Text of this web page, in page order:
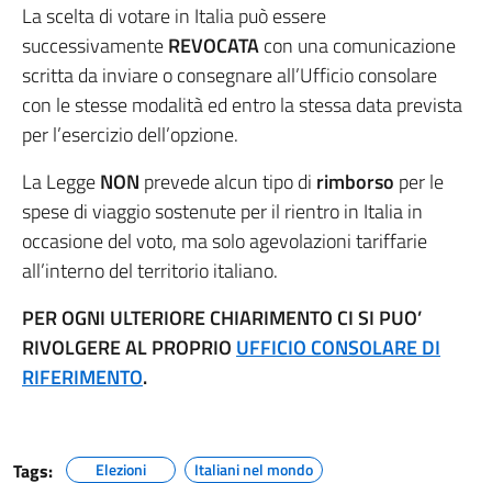
La scelta di votare in Italia può essere
successivamenteREVOCATAcon una comunicazione
scritta da inviare o consegnare all’Ufficio consolare
con le stesse modalità ed entro la stessa data prevista
per l’esercizio dell’opzione.
La LeggeNON prevede alcun tipo di rimborso per le
spese di viaggio sostenute per il rientro in Italia in
occasione del voto, ma solo agevolazioni tariffarie
all’interno del territorio italiano.
PER OGNI ULTERIORE CHIARIMENTO CI SI PUO’
RIVOLGERE AL PROPRIOUFFICIO CONSOLARE DI
RIFERIMENTO.
Tags: Elezioni Italiani nel mondo